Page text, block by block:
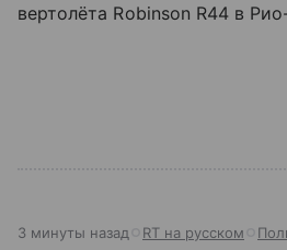
вертолёта Robinson R44 в
3 минуты назад RT на русском